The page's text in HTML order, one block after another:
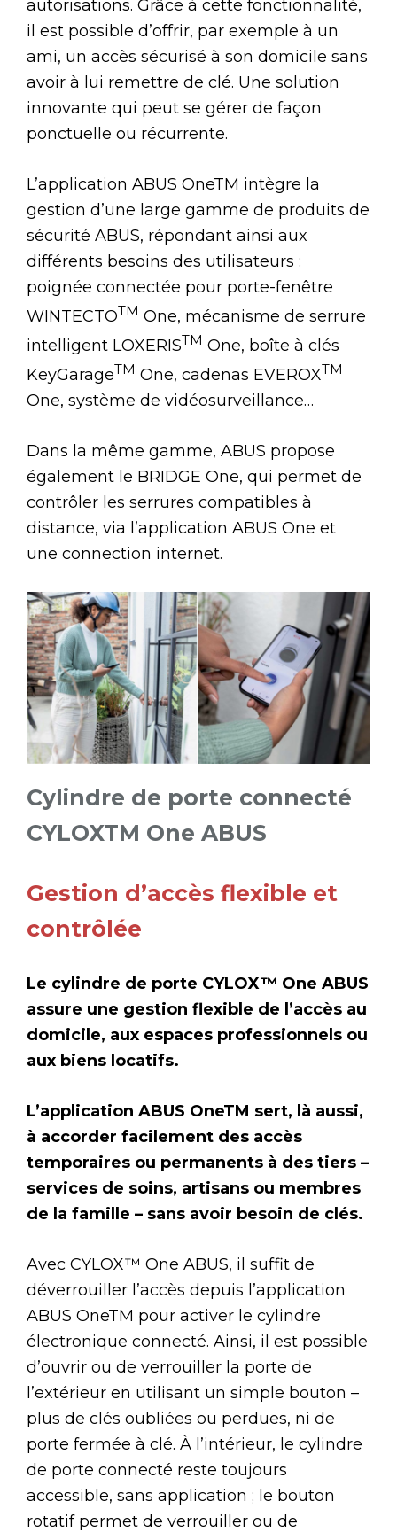
autorisations. Grâce à cette fonctionnalité,
il est possible d’offrir, par exemple à un
ami, un accès sécurisé à son domicile sans
avoir à lui remettre de clé. Une solution
innovante qui peut se gérer de façon
ponctuelle ou récurrente.
L’application ABUS OneTM intègre la
gestion d’une large gamme de produits de
sécurité ABUS, répondant ainsi aux
différents besoins des utilisateurs :
poignée connectée pour porte-fenêtre
WINTECTOTM One, mécanisme de serrure
intelligent LOXERISTM One, boîte à clés
KeyGarageTM One, cadenas EVEROXTM
One, système de vidéosurveillance…
Dans la même gamme, ABUS propose
également le BRIDGE One, qui permet de
contrôler les serrures compatibles à
distance, via l’application ABUS One et
une connection internet.
Cylindre de porte connecté
CYLOXTM One ABUS
Gestion d’accès flexible et
contrôlée
Le cylindre de porte CYLOX™ One ABUS
assure une gestion flexible de l’accès au
domicile, aux espaces professionnels ou
aux biens locatifs.
L’application ABUS OneTM sert, là aussi,
à accorder facilement des accès
temporaires ou permanents à des tiers –
services de soins, artisans ou membres
de la famille – sans avoir besoin de clés.
Avec CYLOX™ One ABUS, il suffit de
déverrouiller l’accès depuis l’application
ABUS OneTM pour activer le cylindre
électronique connecté. Ainsi, il est possible
d’ouvrir ou de verrouiller la porte de
l’extérieur en utilisant un simple bouton –
plus de clés oubliées ou perdues, ni de
porte fermée à clé. À l’intérieur, le cylindre
de porte connecté reste toujours
accessible, sans application ; le bouton
rotatif permet de verrouiller ou de